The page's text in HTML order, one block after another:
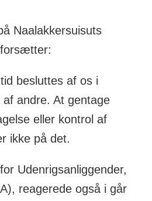
Naalakkersuisuts
besluttes af os i
andre. At gentage
eller kontrol af
ikke på det.
Udenrigsanliggender,
reagerede også i går